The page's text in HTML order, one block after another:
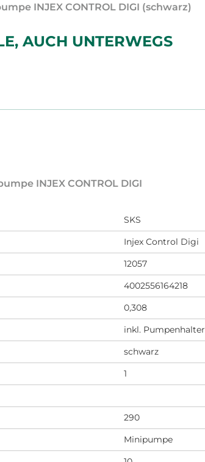
INJEX CONTROL DIGI (schwarz)
AUCH UNTERWEGS
INJEX CONTROL DIGI
SKS
Injex Control Digi
12057
4002556164218
0,308
inkl. Pumpenhalter
schwarz
1
290
Minipumpe